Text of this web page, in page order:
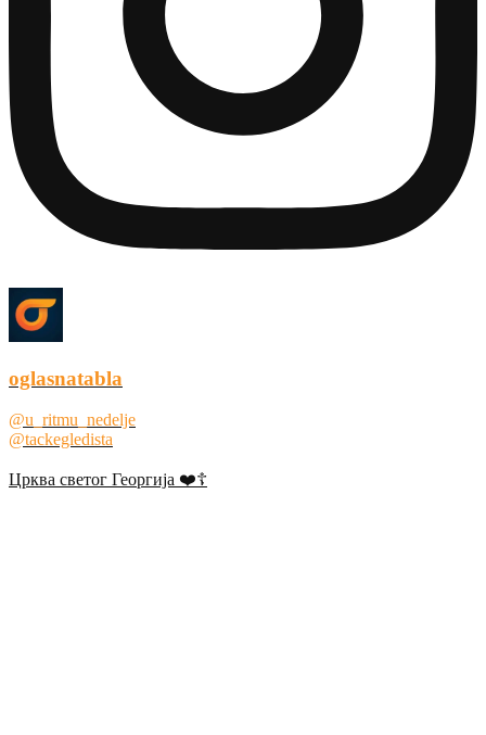
oglasnatabla
@u_ritmu_nedelje
@tackegledista
Црква светог Георгија ❤️☦️